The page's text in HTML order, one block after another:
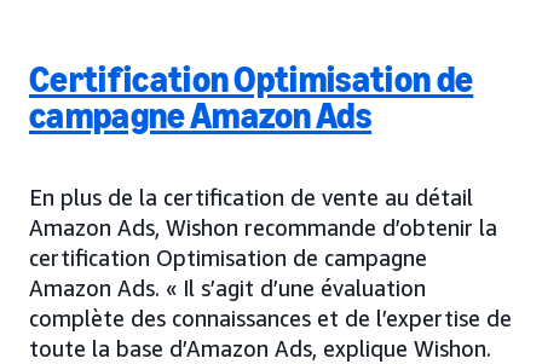
Certification Optimisation de
campagne Amazon Ads
En plus de la certification de vente au détail
Amazon Ads, Wishon recommande d’obtenir la
certification Optimisation de campagne
Amazon Ads. « Il s’agit d’une évaluation
complète des connaissances et de l’expertise de
toute la base d’Amazon Ads, explique Wishon.